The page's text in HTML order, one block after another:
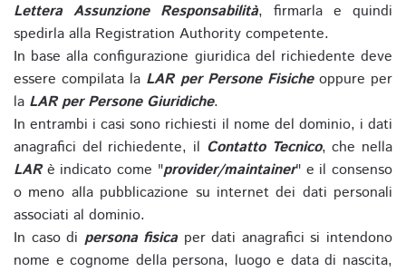
Lettera Assunzione Responsabilità, firmarla e quindi
spedirla alla Registration Authority competente.
In base alla configurazione giuridica del richiedente deve
essere compilata la LAR per Persone Fisicheoppure per
la LAR per Persone Giuridiche.
In entrambi i casi sono richiesti il nome del dominio, i dati
anagrafici del richiedente, il Contatto Tecnico, che nella
LARè indicato come "provider/maintainer" e il consenso
o meno alla pubblicazione su internet dei dati personali
associati al dominio.
In caso di persona fisicaper dati anagrafici si intendono
nome e cognome della persona, luogo e data di nascita,